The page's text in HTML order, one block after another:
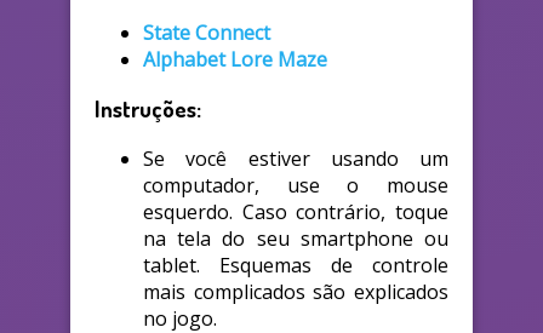
State Connect
Alphabet Lore Maze
Instruções:
Se você estiver usando um
computador, use o mouse
esquerdo. Caso contrário, toque
na tela do seu smartphone ou
tablet. Esquemas de controle
mais complicados são explicados
no jogo.